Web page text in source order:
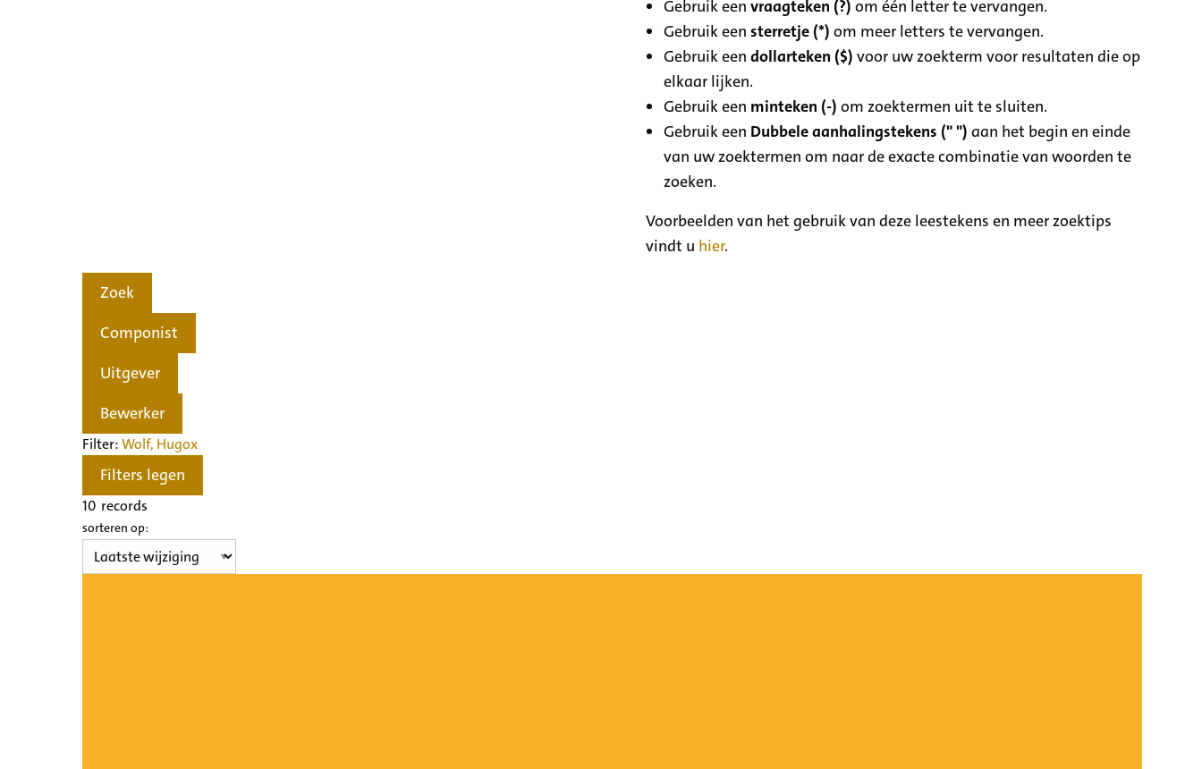
Gebruik eenvraagteken (?) om één letter te vervangen.
Gebruik eensterretje (*) om meer letters te vervangen.
Gebruik eendollarteken ($) voor uw zoekterm voor resultaten die op
elkaar lijken.
Gebruik een minteken (-) om zoektermen uit te sluiten.
Gebruik een Dubbele aanhalingstekens (" ") aan het begin en einde
van uw zoektermen om naar de exacte combinatie van woorden te
zoeken.
Voorbeelden van het gebruik van deze leestekens en meer zoektips
vindt u hier.
Zoek
Componist
Uitgever
Bewerker
Filter:Wolf, Hugox
Filters legen
10 records
sorteren op: